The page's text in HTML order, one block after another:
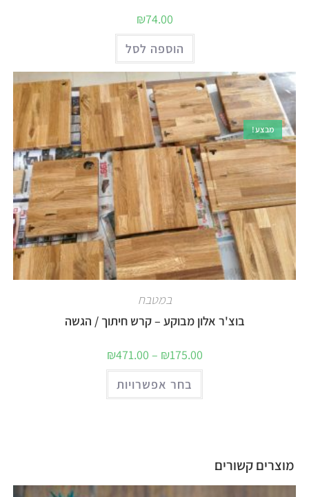
₪74.00
הוספה לסל
מבצע!
במטבח
בוצ'ר אלון מבוקע – קרש חיתוך / הגשה
₪175.00
–
₪471.00
בחר אפשרויות
מוצרים קשורים